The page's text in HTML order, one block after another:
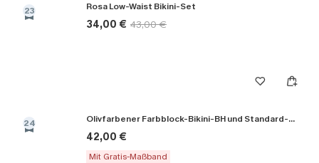
23 Rosa Low-Waist Bikini-Set
34,00 € 43,00 €
24 Olivfarbener Farbblock-Bikini-BH und Standard-Höschenset
42,00 €
Mit Gratis-Maßband